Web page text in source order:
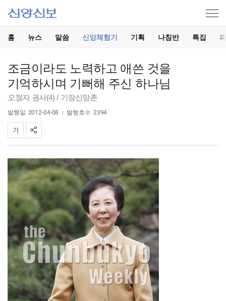
홈 뉴스 말씀 신앙체험기 기획 나침반 특집
조금이라도 노력하고 애쓴 것을
기억하시며 기뻐해 주신 하나님
오정자 권사(4) / 기장신앙촌
발행일 2012-04-08 발행호수 2394